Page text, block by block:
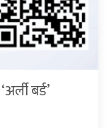
बर्ड’